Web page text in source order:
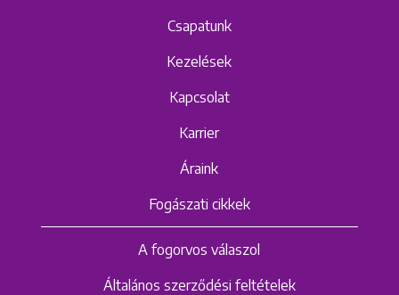
Csapatunk
Kezelések
Kapcsolat
Karrier
Áraink
Fogászati cikkek
A fogorvos válaszol
Általános szerződési feltételek